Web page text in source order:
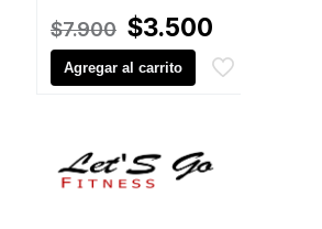
$7.900 El
precio
original
$3.500
precio
actual
Agregar al carrito